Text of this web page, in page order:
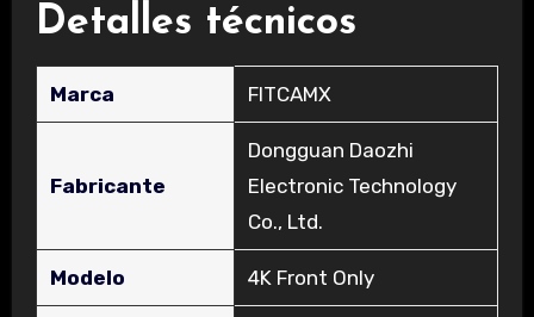
Detalles técnicos
Marca ‎FITCAMX
Fabricante
‎Dongguan Daozhi
Electronic Technology
Co., Ltd.
Modelo ‎4K Front Only